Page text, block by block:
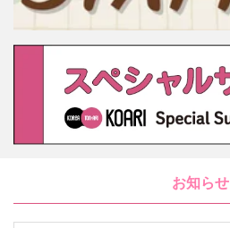
お知らせ